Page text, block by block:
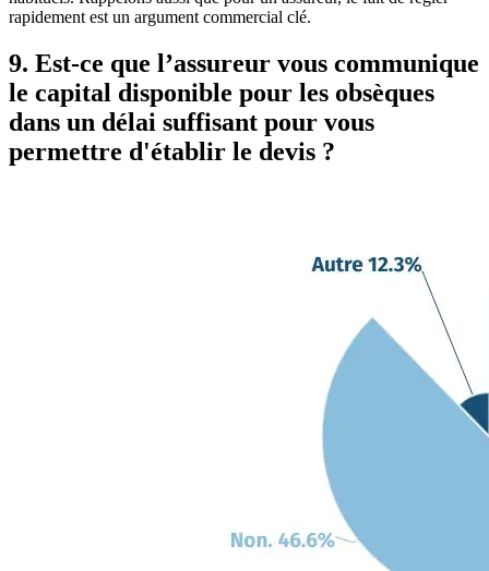
rapidement est un argument commercial clé.
9. Est-ce que l’assureur vous communique
le capital disponible pour les obsèques
dans un délai suffisant pour vous
permettre d'établir le devis ?